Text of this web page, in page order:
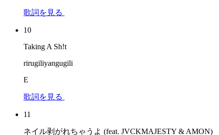
歌詞を見る
10
Taking A Sh!t
rirugiliyangugili
E
歌詞を見る
11
ネイル剥がれちゃうよ (feat. JVCKMAJESTY & AMON)